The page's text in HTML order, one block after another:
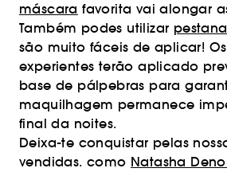
máscara favorita vai alongar
Também podes utilizar
são muito fáceis de aplicar!
experientes terão aplicado
base de pálpebras para
maquilhagem permanece
final da noites.
Deixa-te conquistar pelas
vendidas. como Natasha